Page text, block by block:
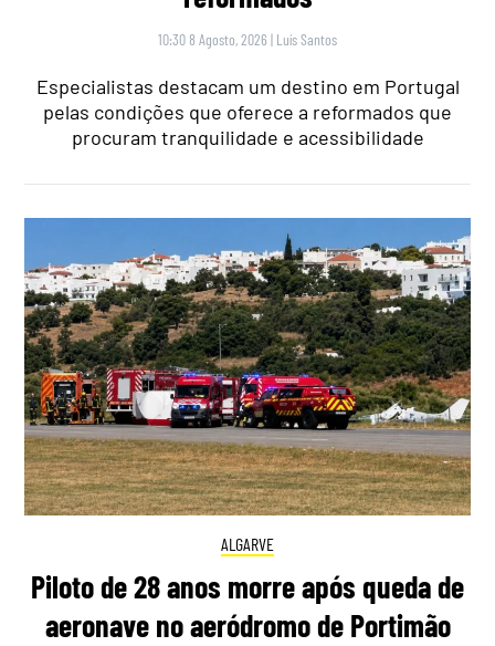
10:30 8 Agosto, 2026 | Luís Santos
Especialistas destacam um destino em Portugal
pelas condições que oferece a reformados que
procuram tranquilidade e acessibilidade
ALGARVE
Piloto de 28 anos morre após queda de
aeronave no aeródromo de Portimão